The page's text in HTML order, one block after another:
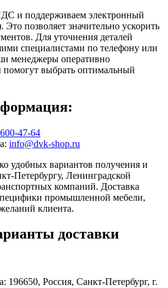
и поддерживаем электронный
позволяет значительно ускорить
Для уточнения деталей
специалистами по телефону или
менеджеры оперативно
помогут выбрать оптимальный
47-64
info@dvk-shop.ru
удобных вариантов получения и
Петербургу, Ленинградской
компаний. Доставка
промышленной мебели,
клиента.
доставки
196650, Россия, Санкт-Петербург, г.